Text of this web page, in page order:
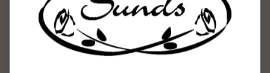
Sundin Puutarhakeskus
Avoinna